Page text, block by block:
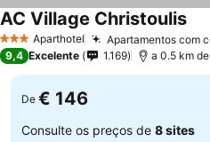
3 EstrelasAparthotel Apartamentos com
AC Village Christoulis
9,4 Excelente 1.169 a 0.5 km
De € 146
Consulte os preços de 8 sites